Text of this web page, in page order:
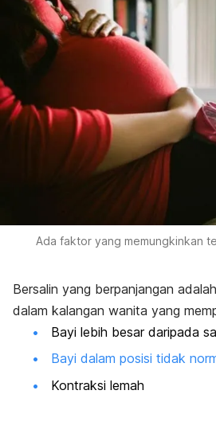
Ada faktor yang memungkinkan
Bersalin yang berpanjangan
dalam kalangan wanita yang
Bayi lebih besar daripada
Bayi dalam posisi tidak
Kontraksi lemah